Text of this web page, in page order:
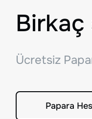
Ücretsiz
Papara